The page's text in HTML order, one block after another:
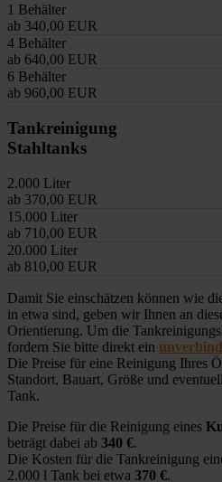
1 Behälter
ab 340,00 EUR
4 Behälter
ab 640,00 EUR
6 Behälter
ab 960,00 EUR
Tankreinigung
Stahltanks
2.000 Liter
ab 370,00 EUR
15.000 Liter
ab 710,00 EUR
20.000 Liter
ab 810,00 EUR
Damit Sie einschätzen können wie
in etwa sind, geben wir Ihnen an
Orientierung. Um die
fordern Sie bitte direkt ein
Die Preise für eine Reinigung Ihres
Standort, Bauart, Größe und
Tank.
Die Preise für die Reinigung eines
beträgt dabei ab 340 €.
Die Kosten für die Tankreinigung
2.000 l Tank bei etwa 370 €.